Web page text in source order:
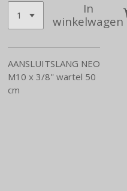
In
winkelwagen
AANSLUITSLANG NEO
M10 x 3/8'' wartel 50
cm